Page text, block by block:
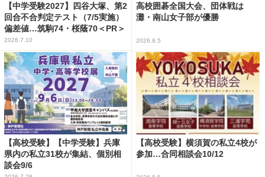
【中学受験2027】四谷大塚、第2
回合不合判定テスト（7/5実施）
偏差値…筑駒74・桜蔭70＜PR＞
2026.7.10
高校囲碁全国大会、団体戦は
灘・南山女子部が優勝
2026.8.5
【高校受験】【中学受験】兵庫
県内の私立31校が集結、個別相
談会9/6
【高校受験】横須賀の私立4校が
参加…合同相談会10/12